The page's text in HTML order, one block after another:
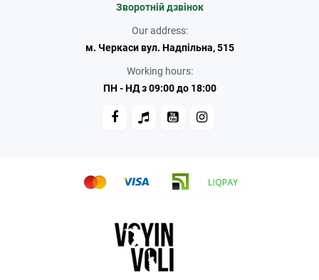
Зворотній дзвінок
Our address:
м. Черкаси вул. Надпільна, 515
Working hours:
ПН - НД з 09:00 до 18:00